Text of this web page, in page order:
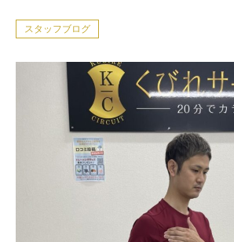
お客様の声（30代以下）
お客様の声（40代）
お客様の声（50代以上）
お客様の声（男性）
スタッフブログ